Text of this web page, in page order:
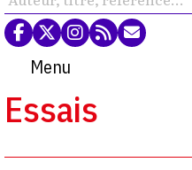
Menu
Essais